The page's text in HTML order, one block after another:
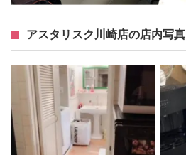
アスタリスク川崎店の店内写真